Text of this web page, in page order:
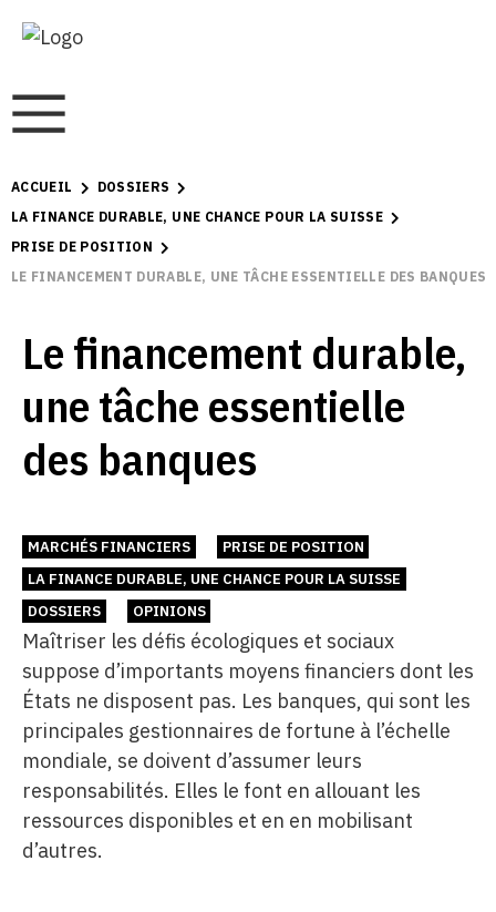
ACCUEIL
DOSSIERS
LA FINANCE DURABLE, UNE CHANCE POUR LA SUISSE
PRISE DE POSITION
LE FINANCEMENT DURABLE, UNE TÂCHE ESSENTIELLE DES BANQUES
Le financement durable,
une tâche essentielle
des banques
MARCHÉS FINANCIERS
PRISE DE POSITION
LA FINANCE DURABLE, UNE CHANCE POUR LA SUISSE
DOSSIERS
OPINIONS
Maîtriser les défis écologiques et sociaux
suppose d’importants moyens financiers dont les
États ne disposent pas. Les banques, qui sont les
principales gestionnaires de fortune à l’échelle
mondiale, se doivent d’assumer leurs
responsabilités. Elles le font en allouant les
ressources disponibles et en en mobilisant
d’autres.